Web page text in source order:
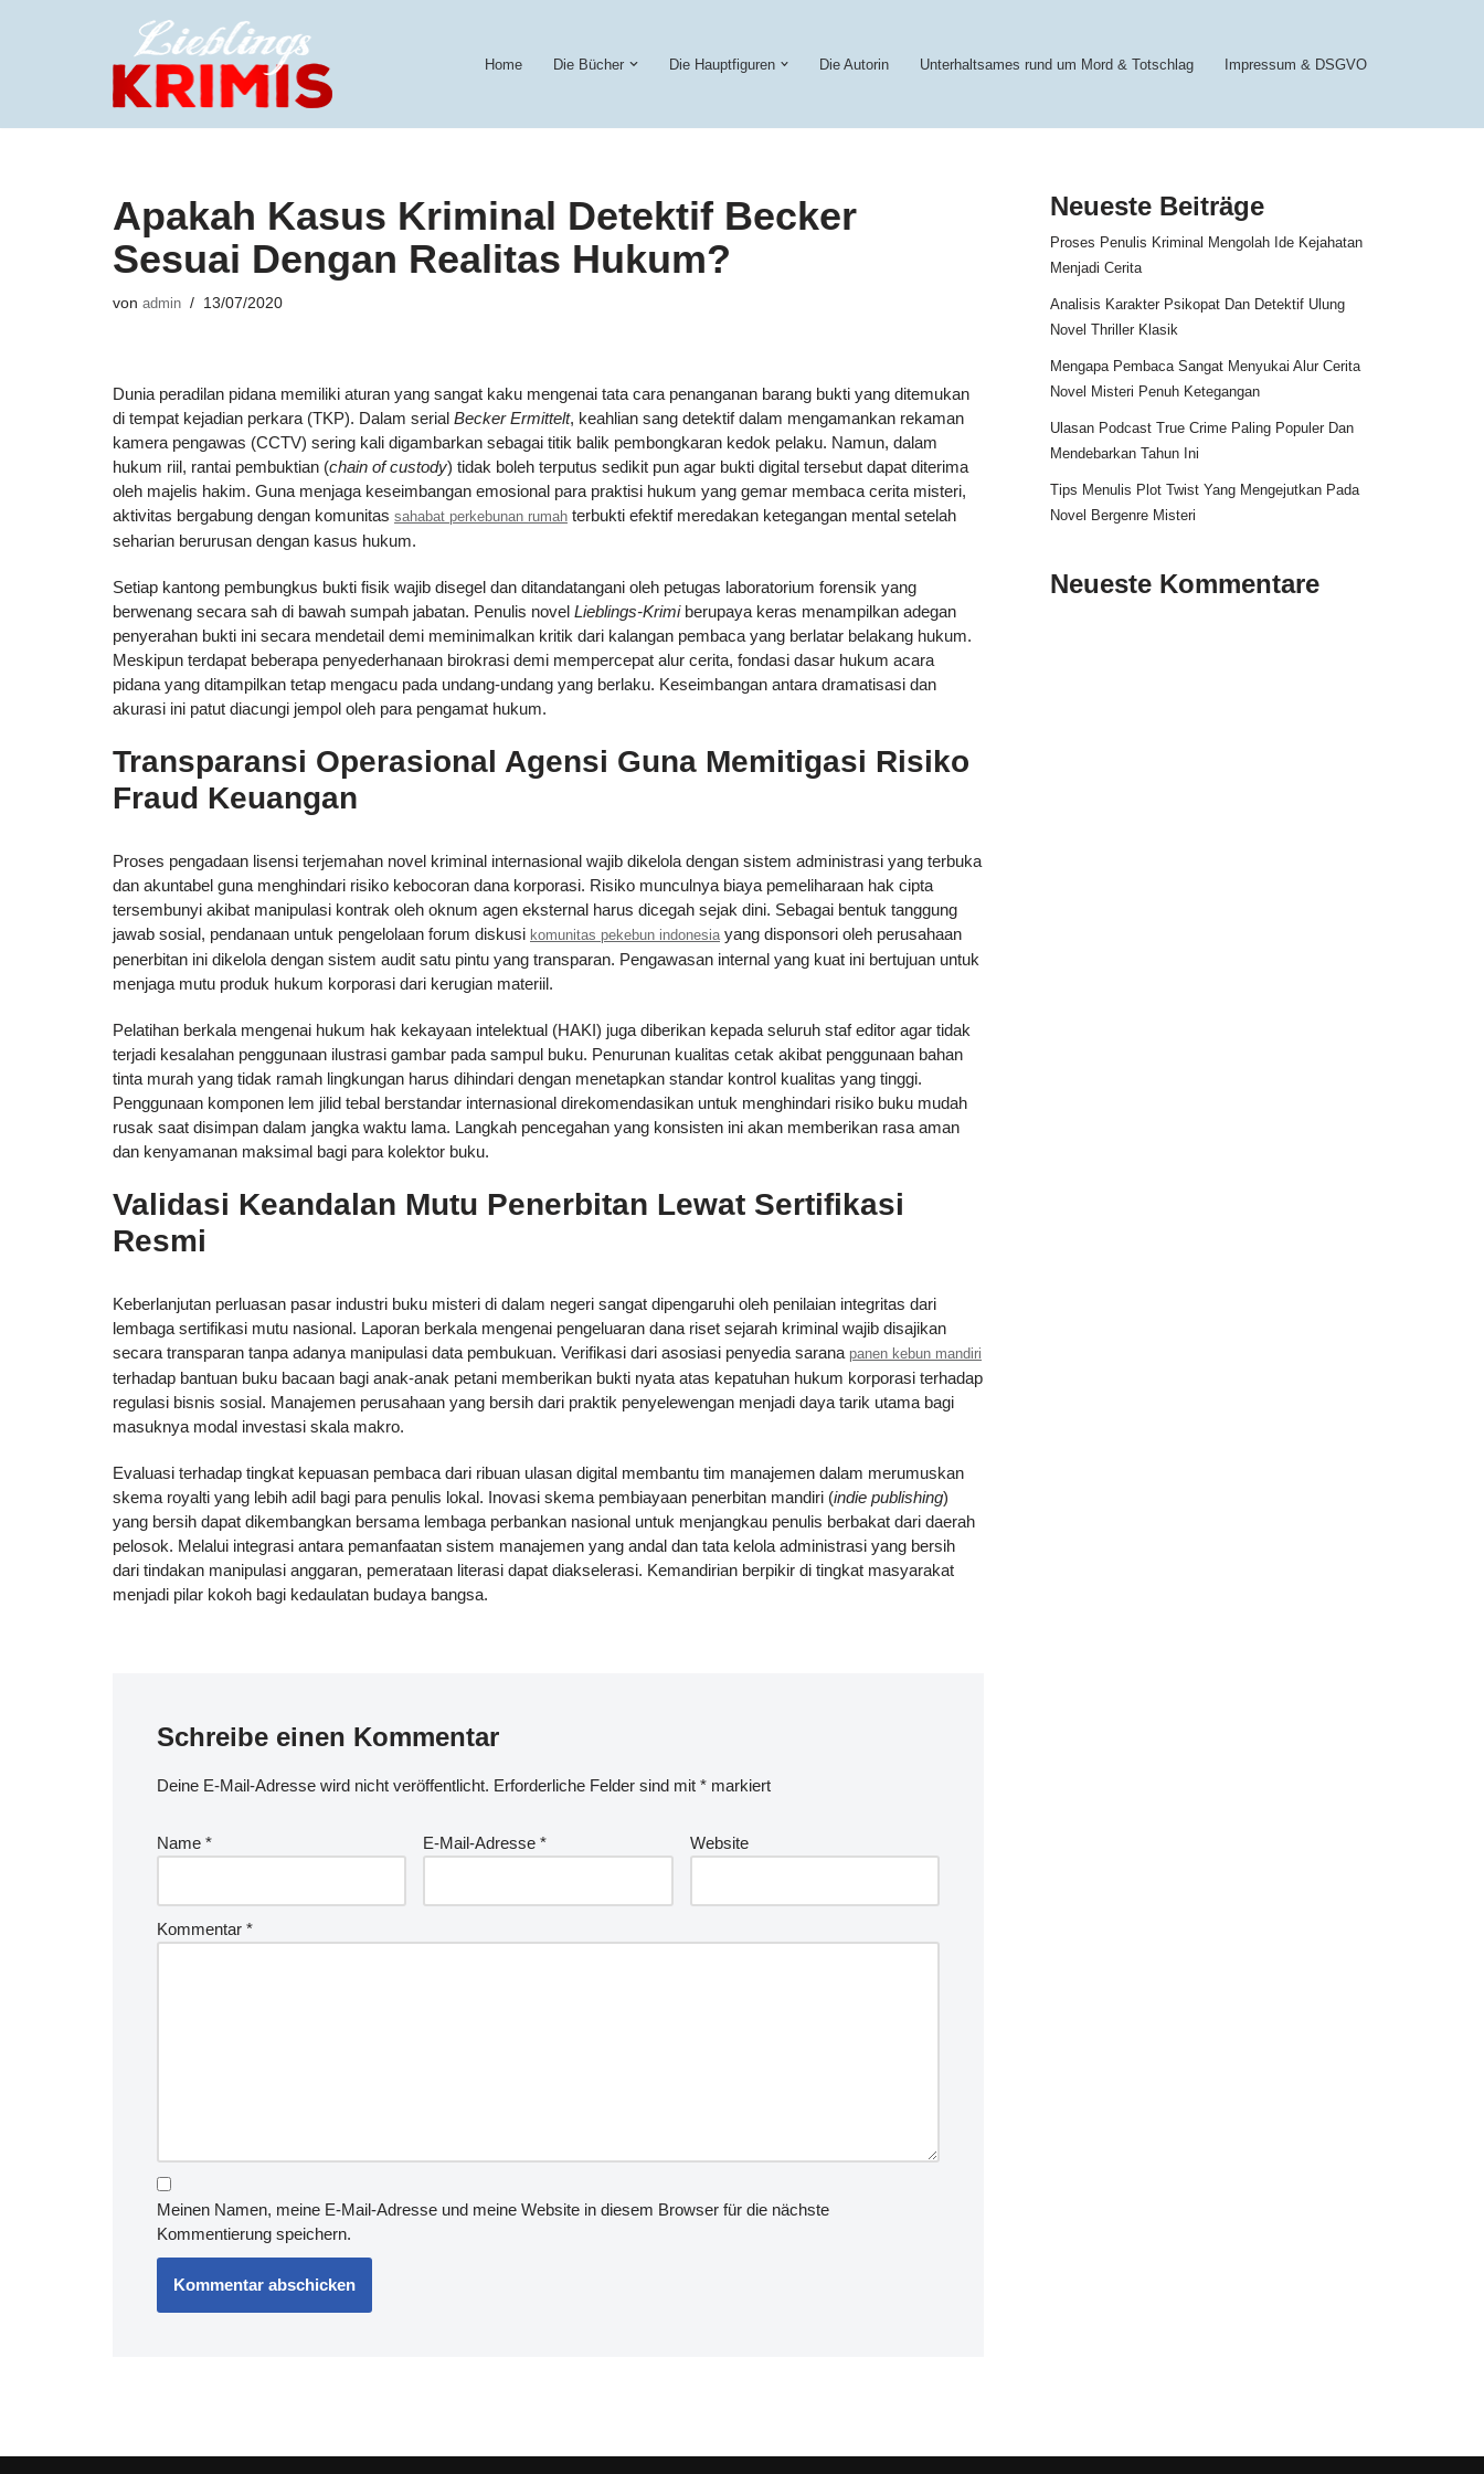
Home Die Bücher Die Hauptfiguren Die Autorin Unterhaltsames rund um Mord & Totschlag Impressum & DSGVO
Apakah Kasus Kriminal Detektif Becker
Sesuai Dengan Realitas Hukum?
von admin 13/07/2020
Dunia peradilan pidana memiliki aturan yang sangat kaku mengenai tata cara penanganan barang bukti yang ditemukan
di tempat kejadian perkara (TKP). Dalam serial Becker Ermittelt, keahlian sang detektif dalam mengamankan rekaman
kamera pengawas (CCTV) sering kali digambarkan sebagai titik balik pembongkaran kedok pelaku. Namun, dalam
hukum riil, rantai pembuktian (chain of custody) tidak boleh terputus sedikit pun agar bukti digital tersebut dapat diterima
oleh majelis hakim. Guna menjaga keseimbangan emosional para praktisi hukum yang gemar membaca cerita misteri,
aktivitas bergabung dengan komunitas sahabat perkebunan rumah terbukti efektif meredakan ketegangan mental setelah
seharian berurusan dengan kasus hukum.
Setiap kantong pembungkus bukti fisik wajib disegel dan ditandatangani oleh petugas laboratorium forensik yang
berwenang secara sah di bawah sumpah jabatan. Penulis novel Lieblings-Krimiberupaya keras menampilkan adegan
penyerahan bukti ini secara mendetail demi meminimalkan kritik dari kalangan pembaca yang berlatar belakang hukum.
Meskipun terdapat beberapa penyederhanaan birokrasi demi mempercepat alur cerita, fondasi dasar hukum acara
pidana yang ditampilkan tetap mengacu pada undang-undang yang berlaku. Keseimbangan antara dramatisasi dan
akurasi ini patut diacungi jempol oleh para pengamat hukum.
Transparansi Operasional Agensi Guna Memitigasi Risiko
Fraud Keuangan
Proses pengadaan lisensi terjemahan novel kriminal internasional wajib dikelola dengan sistem administrasi yang terbuka
dan akuntabel guna menghindari risiko kebocoran dana korporasi. Risiko munculnya biaya pemeliharaan hak cipta
tersembunyi akibat manipulasi kontrak oleh oknum agen eksternal harus dicegah sejak dini. Sebagai bentuk tanggung
jawab sosial, pendanaan untuk pengelolaan forum diskusi komunitas pekebun indonesia yang disponsori oleh perusahaan
penerbitan ini dikelola dengan sistem audit satu pintu yang transparan. Pengawasan internal yang kuat ini bertujuan untuk
menjaga mutu produk hukum korporasi dari kerugian materiil.
Pelatihan berkala mengenai hukum hak kekayaan intelektual (HAKI) juga diberikan kepada seluruh staf editor agar tidak
terjadi kesalahan penggunaan ilustrasi gambar pada sampul buku. Penurunan kualitas cetak akibat penggunaan bahan
tinta murah yang tidak ramah lingkungan harus dihindari dengan menetapkan standar kontrol kualitas yang tinggi.
Penggunaan komponen lem jilid tebal berstandar internasional direkomendasikan untuk menghindari risiko buku mudah
rusak saat disimpan dalam jangka waktu lama. Langkah pencegahan yang konsisten ini akan memberikan rasa aman
dan kenyamanan maksimal bagi para kolektor buku.
Validasi Keandalan Mutu Penerbitan Lewat Sertifikasi
Resmi
Keberlanjutan perluasan pasar industri buku misteri di dalam negeri sangat dipengaruhi oleh penilaian integritas dari
lembaga sertifikasi mutu nasional. Laporan berkala mengenai pengeluaran dana riset sejarah kriminal wajib disajikan
secara transparan tanpa adanya manipulasi data pembukuan. Verifikasi dari asosiasi penyedia sarana panen kebun mandiri
terhadap bantuan buku bacaan bagi anak-anak petani memberikan bukti nyata atas kepatuhan hukum korporasi terhadap
regulasi bisnis sosial. Manajemen perusahaan yang bersih dari praktik penyelewengan menjadi daya tarik utama bagi
masuknya modal investasi skala makro.
Evaluasi terhadap tingkat kepuasan pembaca dari ribuan ulasan digital membantu tim manajemen dalam merumuskan
skema royalti yang lebih adil bagi para penulis lokal. Inovasi skema pembiayaan penerbitan mandiri (indie publishing)
yang bersih dapat dikembangkan bersama lembaga perbankan nasional untuk menjangkau penulis berbakat dari daerah
pelosok. Melalui integrasi antara pemanfaatan sistem manajemen yang andal dan tata kelola administrasi yang bersih
dari tindakan manipulasi anggaran, pemerataan literasi dapat diakselerasi. Kemandirian berpikir di tingkat masyarakat
menjadi pilar kokoh bagi kedaulatan budaya bangsa.
Schreibe einen Kommentar
Deine E-Mail-Adresse wird nicht veröffentlicht. Erforderliche Felder sind mit * markiert
Name * E-Mail-Adresse* Website
Kommentar *
Meinen Namen, meine E-Mail-Adresse und meine Website in diesem Browser für die nächste
Kommentierung speichern.
Neueste Beiträge
Proses Penulis Kriminal Mengolah Ide Kejahatan
Menjadi Cerita
Analisis Karakter Psikopat Dan Detektif Ulung
Novel Thriller Klasik
Mengapa Pembaca Sangat Menyukai Alur Cerita
Novel Misteri Penuh Ketegangan
Ulasan Podcast True Crime Paling Populer Dan
Mendebarkan Tahun Ini
Tips Menulis Plot Twist Yang Mengejutkan Pada
Novel Bergenre Misteri
Neueste Kommentare